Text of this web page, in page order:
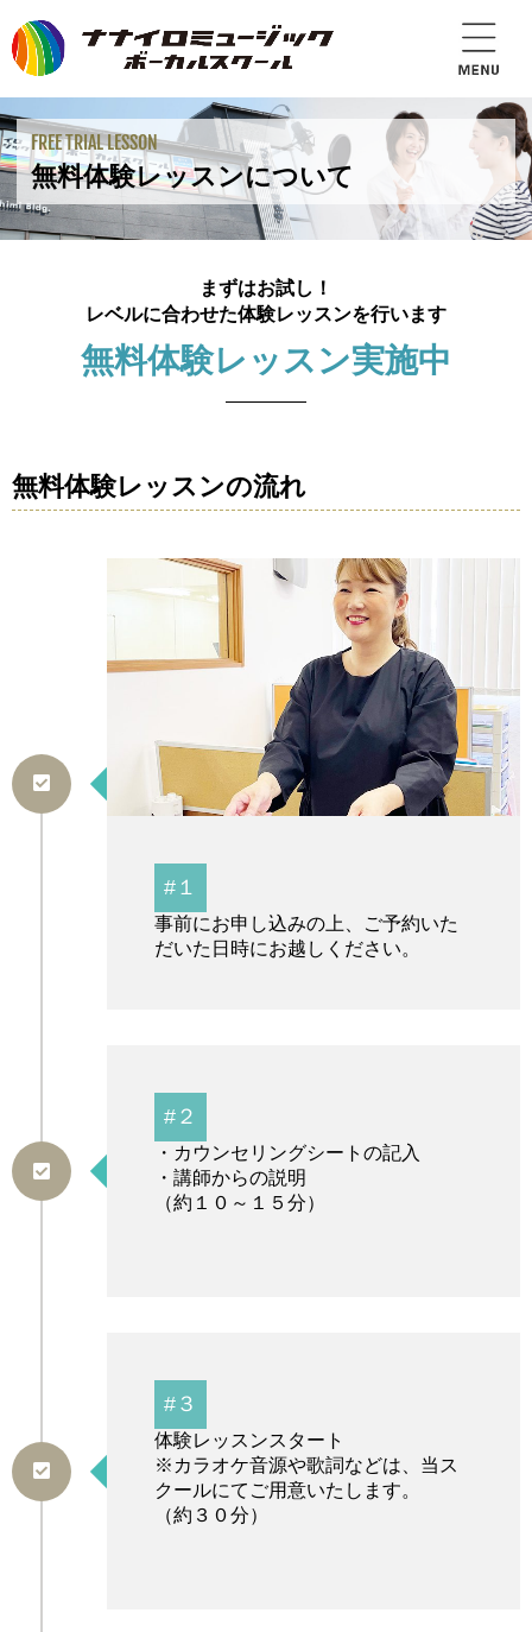
FREE TRIAL LESSON
無料体験レッスンについて
まずはお試し！
レベルに合わせた体験レッスンを行います
無料体験レッスン実施中
無料体験レッスンの流れ
#１
事前にお申し込みの上、ご予約いた
だいた日時にお越しください。
#２
・カウンセリングシートの記入
・講師からの説明
（約１０～１５分）
#３
体験レッスンスタート
※カラオケ音源や歌詞などは、当ス
クールにてご用意いたします。
（約３０分）